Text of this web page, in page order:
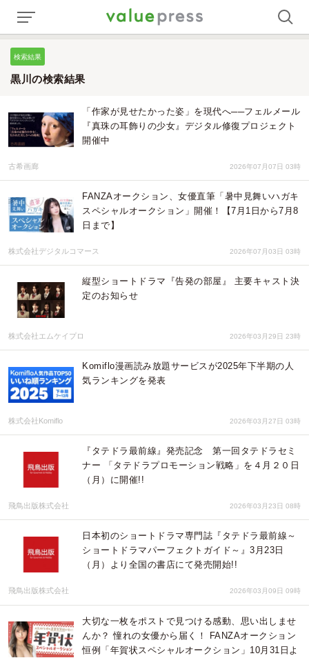
検索結果
黒川の検索結果
「作家が見せたかった姿」を現代へ──フェルメール
『真珠の耳飾りの少女』デジタル修復プロジェクト
開催中
古希画廊 2026年07月07日 03時
FANZAオークション、女優直筆「暑中見舞いハガキ
スペシャルオークション」開催！【7月1日から7月8
日まで】
株式会社デジタルコマース 2026年07月03日 03時
縦型ショートドラマ『告発の部屋』 主要キャスト決
定のお知らせ
株式会社エムケイプロ 2026年03月29日 23時
Komiflo漫画読み放題サービスが2025年下半期の人
気ランキングを発表
株式会社Komiflo 2026年03月27日 03時
『タテドラ最前線』発売記念 第一回タテドラセミ
ナー 「タテドラプロモーション戦略」を４月２０日
（月）に開催!!
飛鳥出版株式会社 2026年03月23日 08時
日本初のショートドラマ専門誌『タテドラ最前線～
ショートドラマパーフェクトガイド～』3月23日
（月）より全国の書店にて発売開始!!
飛鳥出版株式会社 2026年03月09日 09時
大切な一枚をポストで見つける感動、思い出しませ
んか？ 憧れの女優から届く！ FANZAオークション
恒例「年賀状スペシャルオークション」10月31日よ